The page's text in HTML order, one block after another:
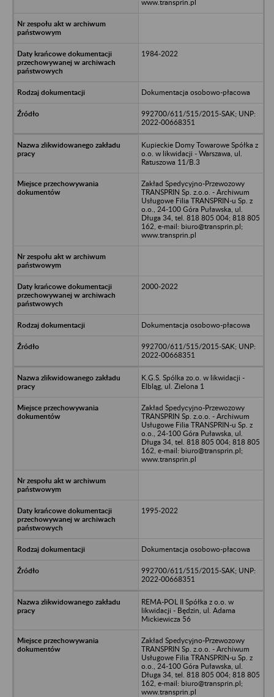
www.transprin.pl
1984-2022
Dokumentacja osobowo-płacowa
992700/611/515/2015-SAK; UNP:
2022-00668351
Kupieckie Domy Towarowe Spółka z
o.o. w likwidacji - Warszawa, ul.
Ratuszowa 11/B.3
Zakład Spedycyjno-Przewozowy
TRANSPRIN Sp. z.o.o. - Archiwum
Usługowe Filia TRANSPRIN-u Sp. z
o.o., 24-100 Góra Puławska, ul.
Długa 34, tel. 818 805 004; 818 805
162, e-mail: biuro@transprin.pl;
www.transprin.pl
2000-2022
Dokumentacja osobowo-płacowa
992700/611/515/2015-SAK; UNP:
2022-00668351
K.G.S. Spólka zo.o. w likwidacji -
Elbląg, ul. Zielona 1
Zakład Spedycyjno-Przewozowy
TRANSPRIN Sp. z.o.o. - Archiwum
Usługowe Filia TRANSPRIN-u Sp. z
o.o., 24-100 Góra Puławska, ul.
Długa 34, tel. 818 805 004; 818 805
162, e-mail: biuro@transprin.pl;
www.transprin.pl
1995-2022
Dokumentacja osobowo-płacowa
992700/611/515/2015-SAK; UNP:
2022-00668351
REMA-POL II Spółka z o.o. w
likwidacji - Będzin, ul. Adama
Mickiewicza 56
Zakład Spedycyjno-Przewozowy
TRANSPRIN Sp. z.o.o. - Archiwum
Usługowe Filia TRANSPRIN-u Sp. z
o.o., 24-100 Góra Puławska, ul.
Długa 34, tel. 818 805 004; 818 805
162, e-mail: biuro@transprin.pl;
www.transprin.pl